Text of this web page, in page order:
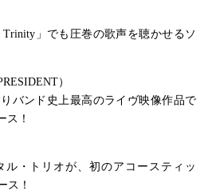
」でも圧巻の歌声を聴かせるソ
）
バンド史上最高のライヴ映像作品で
ス！
・トリオが、初のアコースティッ
ス！